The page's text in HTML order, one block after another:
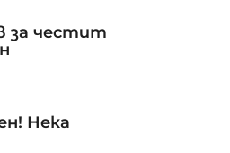
за честит
Нека